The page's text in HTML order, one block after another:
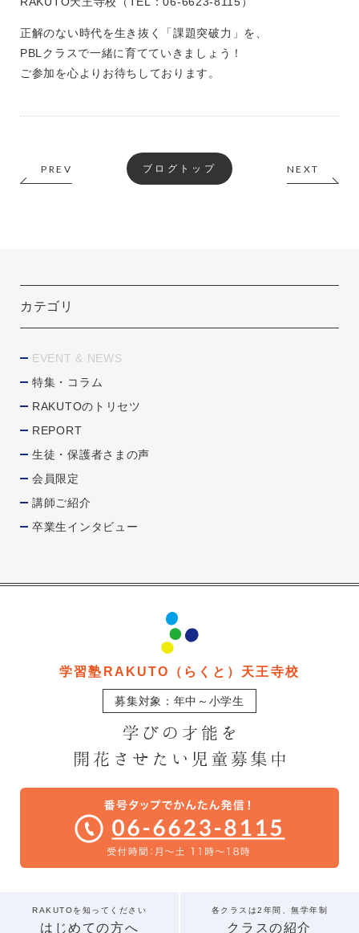
正解のない時代を生き抜く「課題突破力」を、
PBLクラスで一緒に育てていきましょう！
ご参加を心よりお待ちしております。
PREV ブログトップ NEXT
カテゴリ
EVENT & NEWS
特集・コラム
RAKUTOのトリセツ
REPORT
生徒・保護者さまの声
会員限定
講師ご紹介
卒業生インタビュー
学習塾RAKUTO（らくと）天王寺校
募集対象：年中～小学生
はじめての方へ
RAKUTOを知ってください
クラスの紹介
各クラスは2年間、無学年制